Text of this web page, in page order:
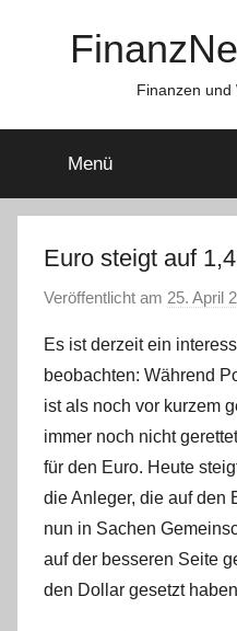
Finanzen und
Menü
Euro steigt auf
Veröffentlicht am 25. April
Es ist derzeit ein
beobachten: Während
ist als noch vor kurzem
immer noch nicht
für den Euro. Heute
die Anleger, die auf den
nun in Sachen
auf der besseren Seite
den Dollar gesetzt